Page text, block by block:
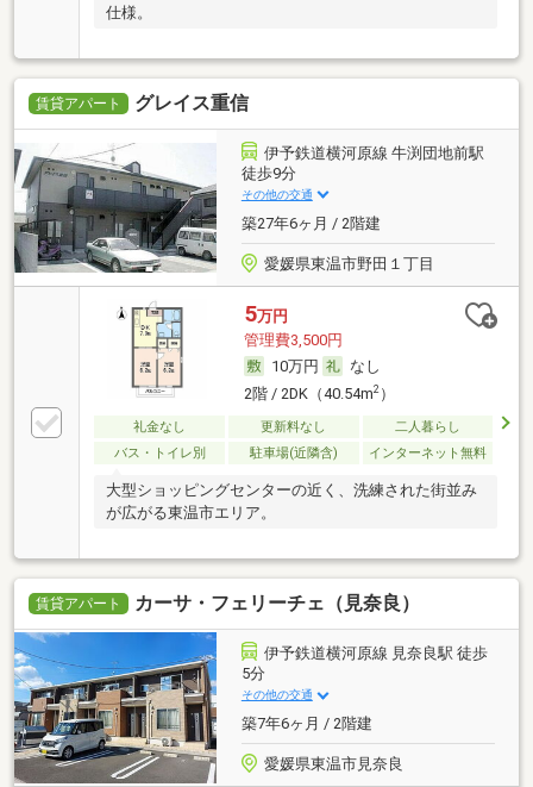
仕様。
賃貸アパート グレイス重信
伊予鉄道横河原線 牛渕団地前駅
徒歩9分
その他の交通
築27年6ヶ月 / 2階建
愛媛県東温市野田１丁目
5万円
管理費3,500円
10万円
なし
2階 / 2DK（40.54m2）
礼金なし 更新料なし
二人暮らし
バス・トイレ別
駐車場(近隣含) インターネット無料
大型ショッピングセンターの近く、洗練された街並み
が広がる東温市エリア。
賃貸アパート カーサ・フェリーチェ（見奈良）
伊予鉄道横河原線 見奈良駅 徒歩
5分
その他の交通
築7年6ヶ月 / 2階建
愛媛県東温市見奈良